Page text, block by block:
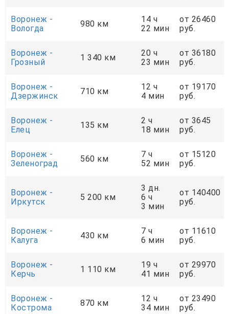
Воронеж -
Вологда
980 км
14 ч
22 мин
от 26460
руб.
Воронеж -
Грозный
1 340 км
20 ч
23 мин
от 36180
руб.
Воронеж -
Дзержинск
710 км
12 ч
4 мин
от 19170
руб.
Воронеж -
Елец
135 км
2 ч
18 мин
от 3645
руб.
Воронеж -
Зеленоград
560 км
7 ч
52 мин
от 15120
руб.
Воронеж -
Иркутск
5 200 км
3 дн.
6 ч
3 мин
от 140400
руб.
Воронеж -
Калуга
430 км
7 ч
6 мин
от 11610
руб.
Воронеж -
Керчь
1 110 км
19 ч
41 мин
от 29970
руб.
Воронеж -
Кострома
870 км
12 ч
34 мин
от 23490
руб.